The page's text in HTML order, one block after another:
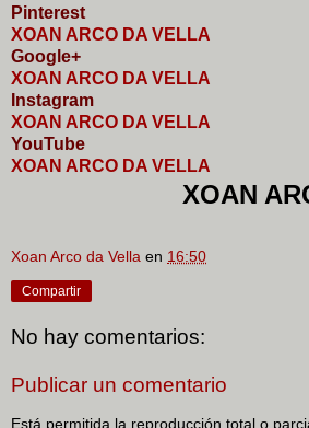
Pinterest
XOAN ARCO DA VELLA
Google+
XOAN ARCO DA VELLA
nstagram
XOAN ARCO DA VELLA
YouTube
XOAN ARCO DA VELLA
XOAN
Xoan Arco da Vella en 16:50
Compartir
No hay comentarios:
Publicar un comentario
Está permitida la reproducción total o